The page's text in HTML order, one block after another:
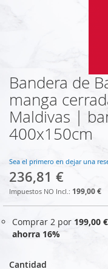
Saltar
al
comienzo
de
la
galería
imágenes
Bandera de
manga
Maldivas |
400x150cm
Sea el primero en dejar una
236,81 €
199,00 €
Comprar 2 por 199,00 €
ahorra 16%
Cantidad